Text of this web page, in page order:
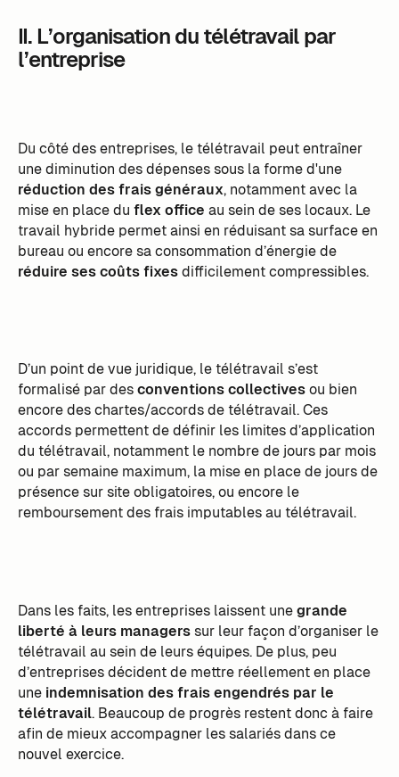
II. L’organisation du télétravail par
l’entreprise
Du côté des entreprises, le télétravail peut entraîner
une diminution des dépenses sous la forme d'une
réduction des frais généraux, notamment avec la
mise en place du flex office au sein de ses locaux. Le
travail hybride permet ainsi en réduisant sa surface en
bureau ou encore sa consommation d’énergie de
réduire ses coûts fixesdifficilement compressibles.
D’un point de vue juridique, le télétravail s’est
formalisé par desconventions collectivesou bien
encore des chartes/accords de télétravail. Ces
accords permettent de définir les limites d’application
du télétravail, notamment le nombre de jours par mois
ou par semaine maximum, la mise en place de jours de
présence sur site obligatoires, ou encore le
remboursement des frais imputables au télétravail.
Dans les faits, les entreprises laissent unegrande
liberté à leurs managerssur leur façon d’organiser le
télétravail au sein de leurs équipes. De plus, peu
d’entreprises décident de mettre réellement en place
une indemnisation des frais engendrés par le
télétravail. Beaucoup de progrès restent donc à faire
afin de mieux accompagner les salariés dans ce
nouvel exercice.